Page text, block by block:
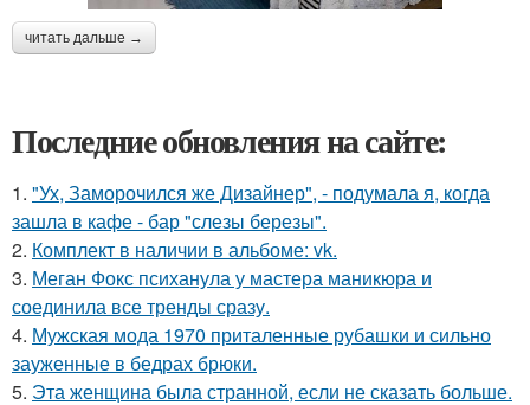
читать дальше →
Последние обновления на сайте:
1. "Ух, Заморочился же Дизайнер", - подумала я, когда
зашла в кафе - бар "слезы березы".
2. Комплект в наличии в альбоме: vk.
3. Меган Фокс психанула у мастера маникюра и
соединила все тренды сразу.
4. Мужская мода 1970 приталенные рубашки и сильно
зауженные в бедрах брюки.
5. Эта женщина была странной, если не сказать больше.